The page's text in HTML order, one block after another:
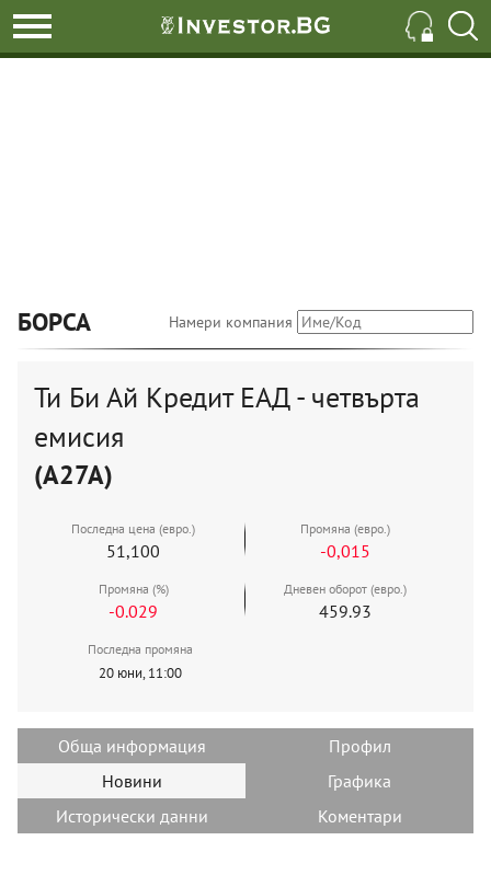
БОРСА Намери компания
Ти Би Ай Кредит ЕАД - четвърта
емисия
(A27A)
Последна цена (евро.)
51,100
Промяна (евро.)
-0,015
Промяна (%)
-0.029
Дневен оборот (евро.)
459.93
Последна промяна
20 юни, 11:00
Обща информация
Профил
Новини
Графика
Исторически данни
Коментари